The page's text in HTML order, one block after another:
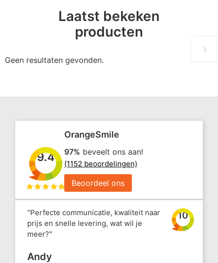
Laatst bekeken
producten
Geen resultaten gevonden.
9.4
OrangeSmile
97% beveelt ons aan!
(1152 beoordelingen)
Beoordeel ons
"Perfecte communicatie, kwaliteit naar
prijs en snelle levering, wat wil je
meer?"
10
Andy